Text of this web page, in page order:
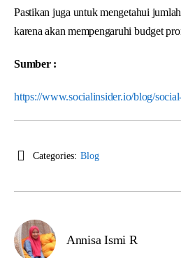
Pastikan juga untuk mengetahui
karena akan mempengaruhi budget
Sumber :
https://www.socialinsider.io/blog/
Categories: Blog
Annisa Ismi R